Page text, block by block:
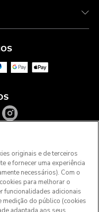
originais e de terceiros
e fornecer uma experiência
necessários). Com o
para melhorar o
funcionalidades adicionais
medição do público (cookies